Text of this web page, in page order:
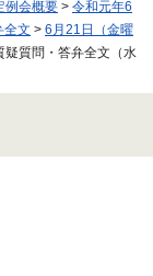
例会概要 > 令和元年6
全文 > 6月21日（金曜
疑質問・答弁全文（水